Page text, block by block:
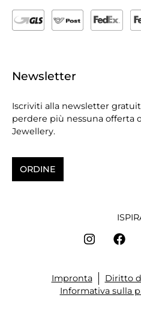
Newsletter
Iscriviti alla newsletter
perdere più nessuna offerta
Jewellery.
ORDINE
Impronta
Diritto
Informativa sulla